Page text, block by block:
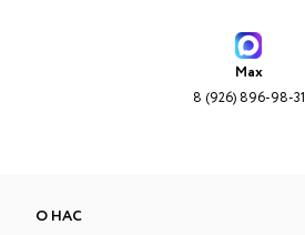
Max
8 (926) 896-98-31
О НАС